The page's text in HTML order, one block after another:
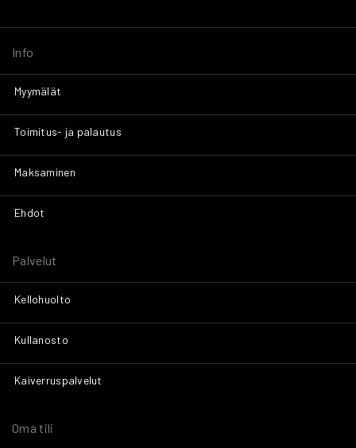
Info
Myymälät
Toimitus- ja palautus
Maksaminen
Ehdot
Palvelut
Kellohuolto
Kullanosto
Kaiverruspalvelut
Oma tili